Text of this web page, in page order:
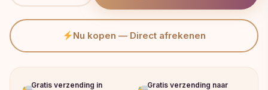
Nu kopen — Direct afrekenen
Gratis verzending in
Gratis verzending naar